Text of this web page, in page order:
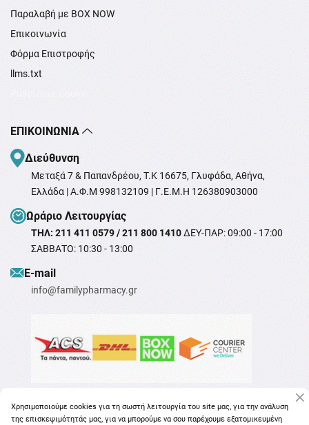
Παραλαβή με BOX NOW
Επικοινωνία
Φόρμα Επιστροφής
llms.txt
ΕΠΙΚΟΙΝΩΝΊΑ
Διεύθυνση
Μεταξά 7 & Παπανδρέου, T.K 16675, Γλυφάδα, Αθήνα,
Ελλάδα | Α.Φ.Μ 998132109 | Γ.Ε.Μ.Η 126380903000
Ωράριο Λειτουργίας
ΤΗΛ: 211 411 0579 / 211 800 1410ΔΕΥ-ΠΑΡ: 09:00 - 17:00
ΣΑΒΒΑΤΟ: 10:30 - 13:00
Ε-mail
info@familypharmacy.gr
Χρησιμοποιούμε cookies για τη σωστή λειτουργία του site μας, για την ανάλυση
της επισκεψιμότητάς μας, για να μπορούμε να σου παρέχουμε εξατομικευμένη